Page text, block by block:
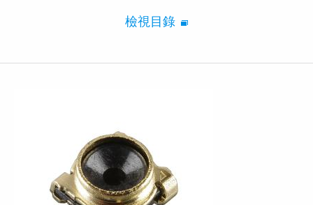
檢視目錄